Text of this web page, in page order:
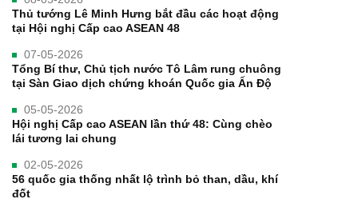
Thủ tướng Lê Minh Hưng bắt đầu các hoạt động
tại Hội nghị Cấp cao ASEAN 48
07-05-2026
Tổng Bí thư, Chủ tịch nước Tô Lâm rung chuông
tại Sàn Giao dịch chứng khoán Quốc gia Ấn Độ
05-05-2026
Hội nghị Cấp cao ASEAN lần thứ 48: Cùng chèo
lái tương lai chung
02-05-2026
56 quốc gia thống nhất lộ trình bỏ than, dầu, khí
đốt